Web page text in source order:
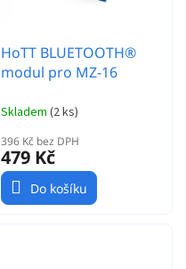
HoTT BLUETOOTH®
modul pro MZ-16
Skladem (2 ks)
396 Kč bez DPH
479 Kč
Do košíku